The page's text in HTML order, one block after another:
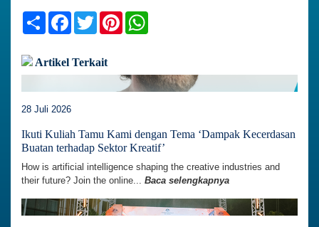
ShareFacebook
TwitterPinterest
Artikel Terkait
28 Juli 2026
Ikuti Kuliah Tamu Kami dengan Tema ‘Dampak Kecerdasan
Buatan terhadap Sektor Kreatif’
How is artificial intelligence shaping the creative industries and
their future? Join the online... Baca selengkapnya